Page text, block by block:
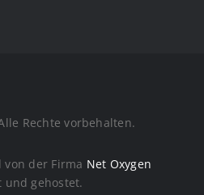
Rechte vorbehalten.
von der Firma Net Oxygen
und gehostet.